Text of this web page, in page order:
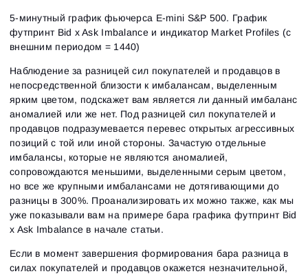
5-минутный график фьючерса E-mini S&P 500. График
футпринт Bid x Ask Imbalance и индикатор Market Profiles (c
внешним периодом = 1440)
Наблюдение за разницей сил покупателей и продавцов в
непосредственной близости к имбалансам, выделенным
ярким цветом, подскажет вам является ли данный имбаланс
аномалией или же нет. Под разницей сил покупателей и
продавцов подразумевается перевес открытых агрессивных
позиций с той или иной стороны. Зачастую отдельные
имбалансы, которые не являются аномалией,
сопровождаются меньшими, выделенными серым цветом,
но все же крупными имбалансами не дотягивающими до
разницы в 300%. Проанализировать их можно также, как мы
уже показывали вам на примере бара графика футпринт Bid
x Ask Imbalance в начале статьи.
Если в момент завершения формирования бара разница в
силах покупателей и продавцов окажется незначительной,
Close
Вход
Email
Пароль
Забыли пароль?
Восстановить пароль
Введи адрес электронной почты, и мы отправим
ссылку для создания нового пароля.
Email
Регистрация
Я хочу получать специальные предложения от
Я принимаю:Terms of use,License agreement.
Ознакомьтесь с политикой конфиденциальности